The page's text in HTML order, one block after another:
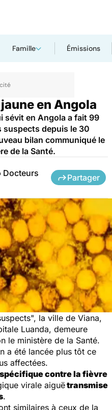
Famille Émissions
en Angola
sévit en Angola a fait 99
suspects depuis le 30
bilan communiqué le
de la Santé.
Docteurs Partager
la ville de Viana,
Luanda, demeure
le ministère de la Santé.
a été lancée plus tôt ce
affectées.
contre la fièvre
virale aiguëtransmise
.
similaires à ceux de la